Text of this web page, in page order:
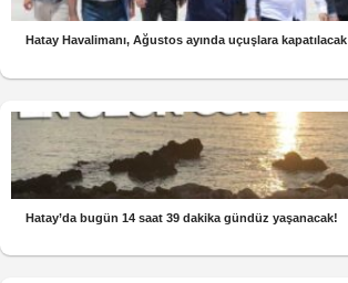
Hatay Havalimanı, Ağustos ayında uçuşlara kapatılacak
Hatay’da bugün 14 saat 39 dakika gündüz yaşanacak!